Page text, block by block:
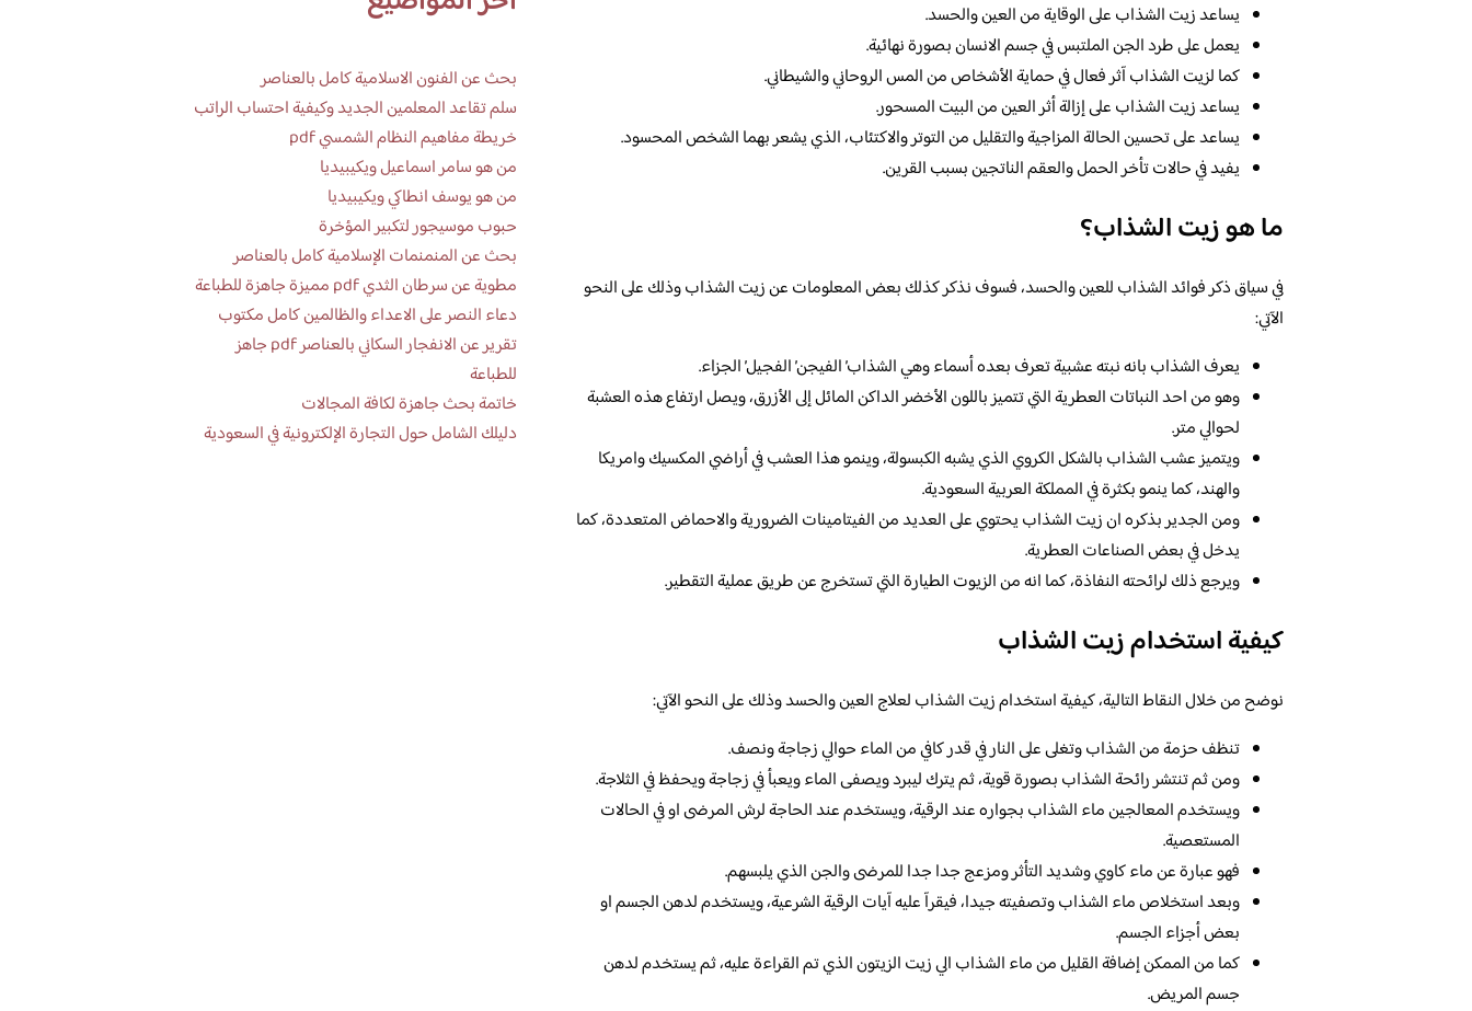
يساعد زيت الشذاب على الوقاية من العين والحسد.
يعمل على طرد الجن الملتبس في جسم الانسان بصورة نهائية.
كما لزيت الشذاب آثر فعال في حماية الأشخاص من المس الروحاني والشيطاني.
يساعد زيت الشذاب على إزالة أثر العين من البيت المسحور.
يساعد على تحسين الحالة المزاجية والتقليل من التوتر والاكتئاب، الذي يشعر بهما الشخص المحسود.
يفيد في حالات تأخر الحمل والعقم الناتجين بسبب القرين.
ما هو زيت الشذاب؟
في سياق ذكر فوائد الشذاب للعين والحسد، فسوف نذكر كذلك بعض المعلومات عن زيت الشذاب وذلك على النحو
الآتي:
يعرف الشذاب بانه نبته عشبية تعرف بعده أسماء وهي الشذاب’ الفيجن’ الفجيل’ الجزاء.
وهو من احد النباتات العطرية التي تتميز باللون الأخضر الداكن المائل إلى الأزرق، ويصل ارتفاع هذه العشبة
لحوالي متر.
ويتميز عشب الشذاب بالشكل الكروي الذي يشبه الكبسولة، وينمو هذا العشب في أراضي المكسيك وامريكا
والهند، كما ينمو بكثرة في المملكة العربية السعودية.
ومن الجدير بذكره ان زيت الشذاب يحتوي على العديد من الفيتامينات الضرورية والاحماض المتعددة، كما
يدخل في بعض الصناعات العطرية.
ويرجع ذلك لرائحته النفاذة، كما انه من الزيوت الطيارة التي تستخرج عن طريق عملية التقطير.
كيفية استخدام زيت الشذاب
نوضح من خلال النقاط التالية، كيفية استخدام زيت الشذاب لعلاج العين والحسد وذلك على النحو الآتي:
تنظف حزمة من الشذاب وتغلى على النار في قدر كافي من الماء حوالي زجاجة ونصف.
ومن ثم تنتشر رائحة الشذاب بصورة قوية، ثم يترك ليبرد ويصفى الماء ويعبأ في زجاجة ويحفظ في الثلاجة.
ويستخدم المعالجين ماء الشذاب بجواره عند الرقية، ويستخدم عند الحاجة لرش المرضى او في الحالات
المستعصية.
فهو عبارة عن ماء كاوي وشديد التأثر ومزعج جدا جدا للمرضى والجن الذي يلبسهم.
وبعد استخلاص ماء الشذاب وتصفيته جيدا، فيقرآ عليه آيات الرقية الشرعية، ويستخدم لدهن الجسم او
بعض أجزاء الجسم.
كما من الممكن إضافة القليل من ماء الشذاب الي زيت الزيتون الذي تم القراءة عليه، ثم يستخدم لدهن
جسم المريض.
بحث عن الفنون الاسلامية كامل بالعناصر
سلم تقاعد المعلمين الجديد وكيفية احتساب الراتب
خريطة مفاهيم النظام الشمسي pdf
من هو سامر اسماعيل ويكيبيديا
من هو يوسف انطاكي ويكيبيديا
حبوب موسيجور لتكبير المؤخرة
بحث عن المنمنمات الإسلامية كامل بالعناصر
مطوية عن سرطان الثدي pdf مميزة جاهزة للطباعة
دعاء النصر على الاعداء والظالمين كامل مكتوب
تقرير عن الانفجار السكاني بالعناصر pdf جاهز
للطباعة
خاتمة بحث جاهزة لكافة المجالات
دليلك الشامل حول التجارة الإلكترونية في السعودية